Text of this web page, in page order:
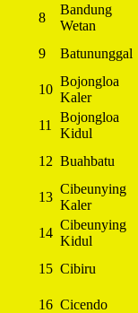
8
Bandung
Wetan
9 Batununggal
10
Bojongloa
Kaler
11
Bojongloa
Kidul
12 Buahbatu
13
Cibeunying
Kaler
14
Cibeunying
Kidul
15 Cibiru
16 Cicendo